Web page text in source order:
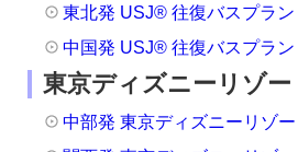
東北発 USJ® 往復バスプラン
中国発 USJ® 往復バスプラン
東京ディズニーリゾ
中部発 東京ディズニーリゾ